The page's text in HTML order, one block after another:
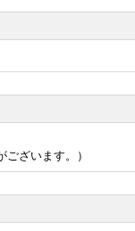
ざいます。）